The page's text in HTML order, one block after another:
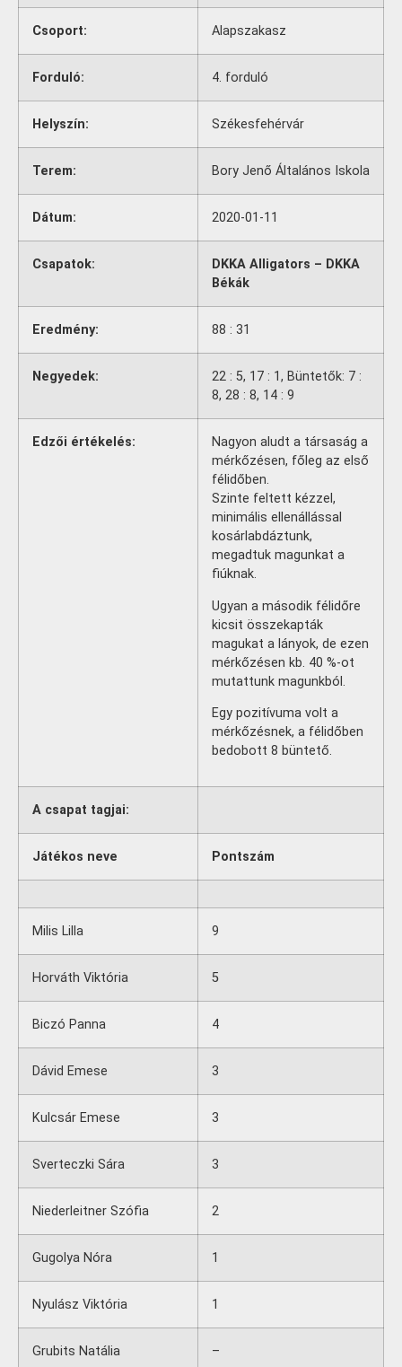
Csoport: Alapszakasz
Forduló: 4. forduló
Helyszín: Székesfehérvár
Terem: Bory Jenő Általános Iskola
Dátum: 2020-01-11
Csapatok:
DKKA Alligators – DKKA
Békák
Eredmény: 88 : 31
Negyedek:
22 : 5, 17 : 1, Büntetők: 7 :
8, 28 : 8, 14 : 9
Edzői értékelés:
Nagyon aludt a társaság a
mérkőzésen, főleg az első
félidőben.
Szinte feltett kézzel,
minimális ellenállással
kosárlabdáztunk,
megadtuk magunkat a
fiúknak.
Ugyan a második félidőre
kicsit összekapták
magukat a lányok, de ezen
mérkőzésen kb. 40 %-ot
mutattunk magunkból.
Egy pozitívuma volt a
mérkőzésnek, a félidőben
bedobott 8 büntető.
A csapat tagjai:
Játékos neve Pontszám
Milis Lilla 9
Horváth Viktória 5
Biczó Panna 4
Dávid Emese 3
Kulcsár Emese 3
Sverteczki Sára 3
Niederleitner Szófia 2
Gugolya Nóra 1
Nyulász Viktória 1
Grubits Natália –